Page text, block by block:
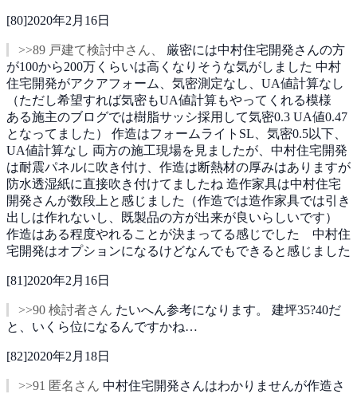
[80]2020年2月16日
>>89 戸建て検討中さん、
厳密には中村住宅開発さんの方
が100から200万くらいは高くなりそうな気がしました 中村
住宅開発がアクアフォーム、気密測定なし、UA値計算なし
（ただし希望すれば気密もUA値計算もやってくれる模様
ある施主のブログでは樹脂サッシ採用して気密0.3 UA値0.47
となってました） 作造はフォームライトSL、気密0.5以下、
UA値計算なし 両方の施工現場を見ましたが、中村住宅開発
は耐震パネルに吹き付け、作造は断熱材の厚みはありますが
防水透湿紙に直接吹き付けてましたね 造作家具は中村住宅
開発さんが数段上と感じました（作造では造作家具では引き
出しは作れないし、既製品の方が出来が良いらしいです）
作造はある程度やれることが決まってる感じでした 中村住
宅開発はオプションになるけどなんでもできると感じました
[81]2020年2月16日
>>90 検討者さん たいへん参考になります。 建坪35?40だ
と、いくら位になるんですかね…
[82]2020年2月18日
>>91 匿名さん 中村住宅開発さんはわかりませんが作造さ